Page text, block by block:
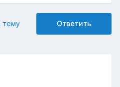
Ответить
тему